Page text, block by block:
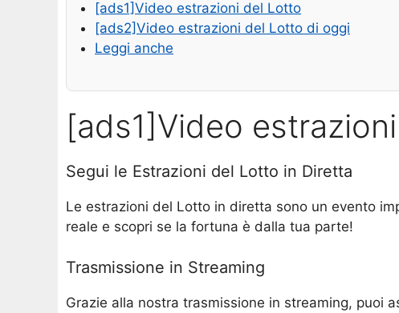
[ads1]Video estrazioni del Lotto
[ads2]Video estrazioni del Lotto di oggi
Leggi anche
[ads1]Video
Segui le Estrazioni del Lotto in Diretta
Le estrazioni del Lotto in diretta sono un evento
reale e scopri se la fortuna è dalla tua parte!
Trasmissione in Streaming
Grazie alla nostra trasmissione in streaming, puoi